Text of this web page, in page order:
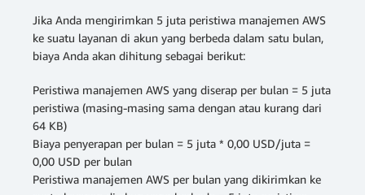
Jika Anda mengirimkan 5 juta peristiwa manajemen AWS
ke suatu layanan di akun yang berbeda dalam satu bulan,
biaya Anda akan dihitung sebagai berikut:
Peristiwa manajemen AWS yang diserap per bulan = 5 juta
peristiwa (masing-masing sama dengan atau kurang dari
64 KB)
Biaya penyerapan per bulan = 5 juta * 0,00 USD/juta =
0,00 USD per bulan
Peristiwa manajemen AWS per bulan yang dikirimkan ke